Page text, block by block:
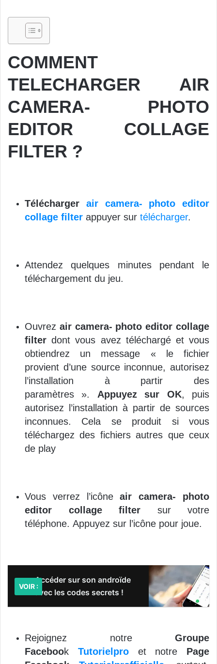
COMMENT
TELECHARGER AIR
CAMERA- PHOTO
EDITOR COLLAGE
FILTER ?
Télécharger air camera- photo editor
collage filter appuyer sur télécharger.
Attendez quelques minutes pendant le
téléchargement du jeu.
Ouvrez air camera- photo editor collage
filter dont vous avez téléchargé et vous
obtiendrez un message « le fichier
provient d’une source inconnue, autorisez
l’installation à partir des
paramètres ». Appuyez sur OK, puis
autorisez l’installation à partir de sources
inconnues. Cela se produit si vous
téléchargez des fichiers autres que ceux
de play
Vous verrez l’icôneair camera- photo
editor collage filter sur votre
téléphone. Appuyez sur l’icône pour joue.
Accéder sur son androïde
avec les codes secrets !
VOIR :
Rejoignez notre Groupe
Facebook Tutorielproet notre Page